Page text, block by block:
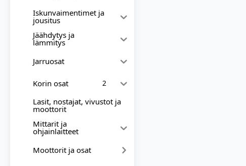
Iskunvaimentimet ja
jousitus
Jäähdytys ja
lämmitys
Jarruosat
Korin osat 2
Lasit, nostajat, vivustot ja
moottorit
Mittarit ja
ohjainlaitteet
Moottorit ja osat